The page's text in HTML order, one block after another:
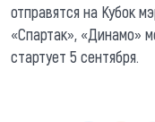
отправятся на Кубок
«Спартак», «Динамо»
стартует 5 сентября.